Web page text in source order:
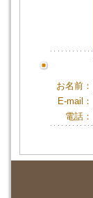
お名前：
E-mail：
電話：